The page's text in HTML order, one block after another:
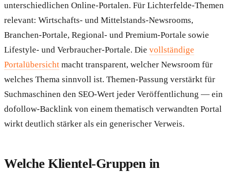
unterschiedlichen Online-Portalen. Für Lichterfelde-Themen
relevant: Wirtschafts- und Mittelstands-Newsrooms,
Branchen-Portale, Regional- und Premium-Portale sowie
Lifestyle- und Verbraucher-Portale. Die vollständige
Portalübersicht macht transparent, welcher Newsroom für
welches Thema sinnvoll ist. Themen-Passung verstärkt für
Suchmaschinen den SEO-Wert jeder Veröffentlichung — ein
dofollow-Backlink von einem thematisch verwandten Portal
wirkt deutlich stärker als ein generischer Verweis.
Welche Klientel-Gruppen in